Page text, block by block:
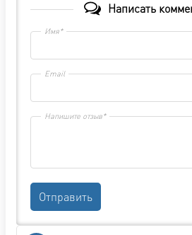
Написать
Имя*
Email
Напишите отзыв*
Отправить